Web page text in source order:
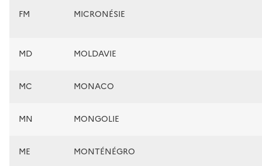
FM MICRONÉSIE
MD MOLDAVIE
MC MONACO
MN MONGOLIE
ME MONTÉNÉGRO